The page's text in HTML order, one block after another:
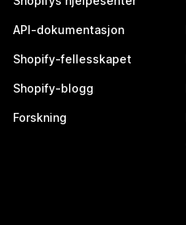
API-dokumentasjon
Shopify-fellesskapet
Shopify-blogg
Forskning